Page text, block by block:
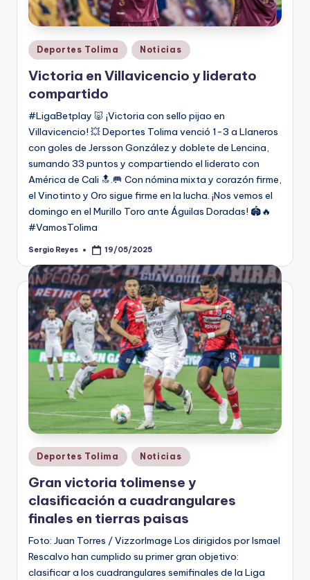
Publicado
en
Deportes Tolima Noticias
Victoria en Villavicencio y liderato
compartido
#LigaBetplay 🐷 ¡Victoria con sello pijao en
Villavicencio! 💥 Deportes Tolima venció 1-3 a Llaneros
con goles de Jersson González y doblete de Lencina,
sumando 33 puntos y compartiendo el liderato con
América de Cali 🔝.🥅 Con nómina mixta y corazón firme,
el Vinotinto y Oro sigue firme en la lucha. ¡Nos vemos el
domingo en el Murillo Toro ante Águilas Doradas! 🏟️🔥
#VamosTolima
Publicado
Sergio Reyes 19/05/2025
Publicado
en
Deportes Tolima Noticias
Gran victoria tolimense y
clasificación a cuadrangulares
finales en tierras paisas
Foto: Juan Torres / VizzorImage Los dirigidos por Ismael
Rescalvo han cumplido su primer gran objetivo:
clasificar a los cuadrangulares semifinales de la Liga